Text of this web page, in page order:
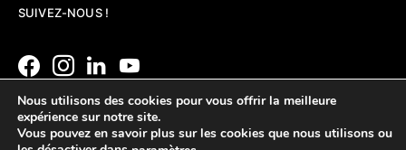
SUIVEZ-NOUS !
Nous utilisons des cookies pour vous offrir la meilleure
expérience sur notre site.
Vous pouvez en savoir plus sur les cookies que nous utilisons ou